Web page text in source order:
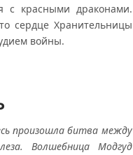
с красными драконами.
сердце Хранительницы
войны.
произошла битва между
. Волшебница Модгуд